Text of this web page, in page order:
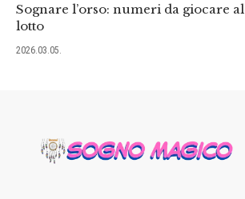
Sognare l’orso: numeri da giocare al
lotto
2026.03.05.